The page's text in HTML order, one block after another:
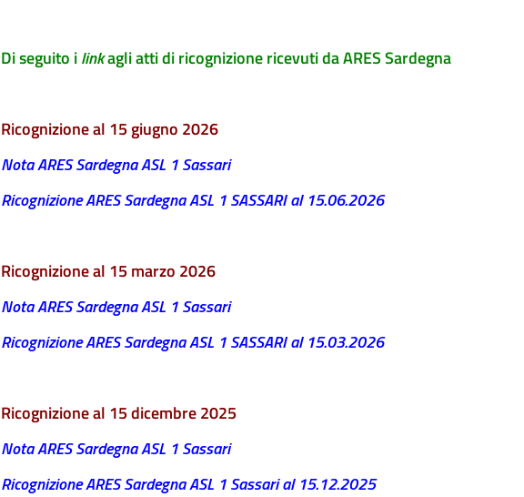
Di seguito ilinkagli atti di ricognizione ricevuti da ARES Sardegna
Ricognizione al 15 giugno 2026
Nota ARES Sardegna ASL 1 Sassari
Ricognizione ARES Sardegna ASL 1 SASSARI al 15.06.2026
Ricognizione al 15 marzo 2026
Nota ARES Sardegna ASL 1 Sassari
Ricognizione ARES Sardegna ASL 1 SASSARI al 15.03.2026
Ricognizione al 15 dicembre 2025
Nota ARES Sardegna ASL 1 Sassari
Ricognizione ARES Sardegna ASL 1 Sassari al 15.12.2025